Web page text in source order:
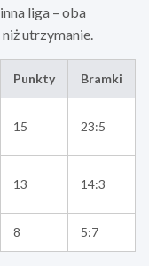
liga – oba
utrzymanie.
Punkty Bramki
15 23:5
13 14:3
8 5:7